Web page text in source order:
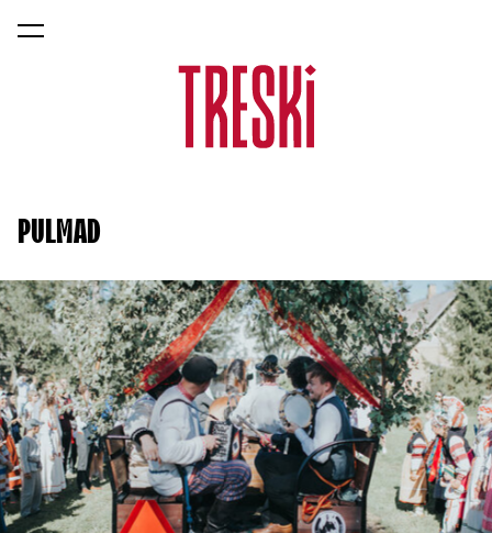
lisati ostukorvi.
PULMAD